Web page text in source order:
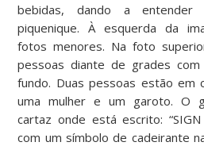
bebidas, dando a
piquenique. À esquerda da
fotos menores. Na foto
pessoas diante de grades
fundo. Duas pessoas estão em
uma mulher e um garoto. O
cartaz onde está escrito: “SIGN
com um símbolo de cadeirante